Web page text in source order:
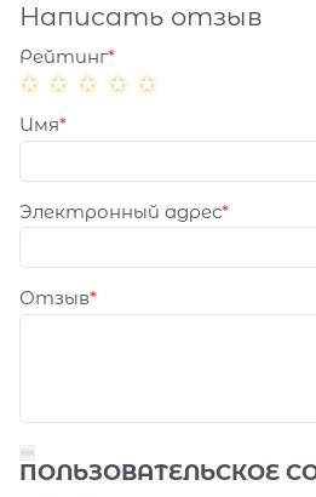
Написать отзыв
Рейтинг
Имя
Электронный адрес
Отзыв
ПОЛЬЗОВАТЕЛЬСКОЕ